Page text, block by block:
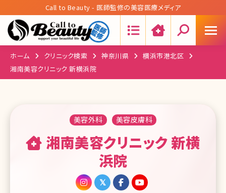
Call to Beauty - 医師監修の美容医療メディア
ホーム クリニック検索 神奈川県
横浜市港北区
湘南美容クリニック 新横浜院
美容外科 美容皮膚科
湘南美容クリニック 新横
浜院